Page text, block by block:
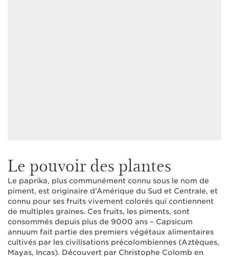
Le pouvoir des plantes
Le paprika, plus communément connu sous le nom de
piment, est originaire d’Amérique du Sud et Centrale, et
connu pour ses fruits vivement colorés qui contiennent
de multiples graines. Ces fruits, les piments, sont
consommés depuis plus de 9000 ans – Capsicum
annuum fait partie des premiers végétaux alimentaires
cultivés par les civilisations précolombiennes (Aztèques,
Mayas, Incas). Découvert par Christophe Colomb en